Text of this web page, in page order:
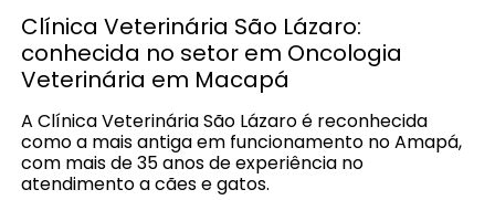
Clínica Veterinária São Lázaro:
conhecida no setor em Oncologia
Veterinária em Macapá
A Clínica Veterinária São Lázaro é reconhecida
como a mais antiga em funcionamento no Amapá,
com mais de 35 anos de experiência no
atendimento a cães e gatos.